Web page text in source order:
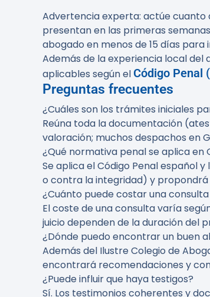
Advertencia experta: actúe cuanto
presentan en las primeras
abogado en menos de 15 días para
Además de la experiencia local
aplicables según el Código Penal
Preguntas frecuentes
¿Cuáles son los trámites iniciales
Reúna toda la documentación
valoración; muchos despachos en
¿Qué normativa penal se aplica
Se aplica el Código Penal español
o contra la integridad) y
¿Cuánto puede costar una
El coste de una consulta varía
juicio dependen de la duración del
¿Dónde puedo encontrar un buen
Además del Ilustre Colegio de
encontrará recomendaciones y
¿Puede influir que haya testigos?
Sí. Los testimonios coherentes y